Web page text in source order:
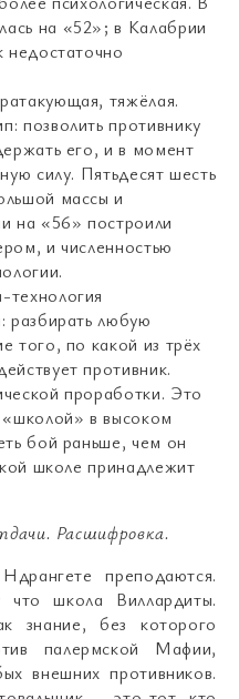
на «52»; в Калабрии
недостаточно
тяжёлая.
позволить противнику
его, и в момент
силу. Пятьдесят шесть
массы и
на «56» построили
и численностью
разбирать любую
того, по какой из трёх
противник.
проработки. Это
в высоком
бой раньше, чем он
школе принадлежит
. Расшифровка.
преподаются.
школа Виллардиты.
без которого
палермской Мафии,
внешних противников.